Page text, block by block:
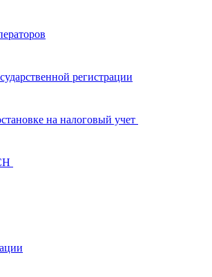
регистрации
на налоговый учет